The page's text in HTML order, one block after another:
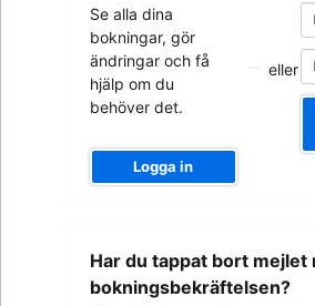
Se alla dina
bokningar, gör
ändringar och få
hjälp om du
behöver det.
Logga in
eller
Har du tappat bort mejlet
bokningsbekräftelsen?
mejladress